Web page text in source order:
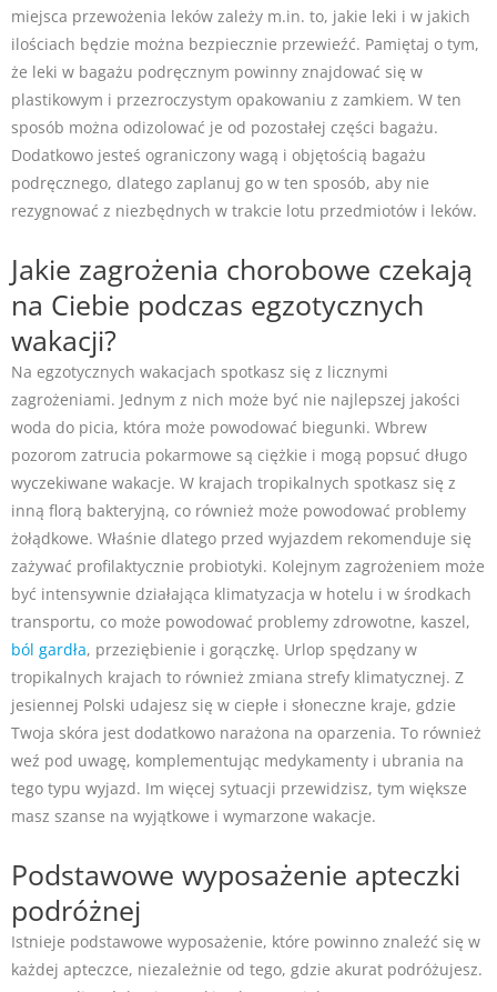
miejsca przewożenia leków zależy m.in. to, jakie leki i w jakich
ilościach będzie można bezpiecznie przewieźć. Pamiętaj o tym,
że leki w bagażu podręcznym powinny znajdować się w
plastikowym i przezroczystym opakowaniu z zamkiem. W ten
sposób można odizolować je od pozostałej części bagażu.
Dodatkowo jesteś ograniczony wagą i objętością bagażu
podręcznego, dlatego zaplanuj go w ten sposób, aby nie
rezygnować z niezbędnych w trakcie lotu przedmiotów i leków.
Jakie zagrożenia chorobowe czekają
na Ciebie podczas egzotycznych
wakacji?
Na egzotycznych wakacjach spotkasz się z licznymi
zagrożeniami. Jednym z nich może być nie najlepszej jakości
woda do picia, która może powodować biegunki. Wbrew
pozorom zatrucia pokarmowe są ciężkie i mogą popsuć długo
wyczekiwane wakacje. W krajach tropikalnych spotkasz się z
inną florą bakteryjną, co również może powodować problemy
żołądkowe. Właśnie dlatego przed wyjazdem rekomenduje się
zażywać profilaktycznie probiotyki. Kolejnym zagrożeniem może
być intensywnie działająca klimatyzacja w hotelu i w środkach
transportu, co może powodować problemy zdrowotne, kaszel,
ból gardła, przeziębienie i gorączkę. Urlop spędzany w
tropikalnych krajach to również zmiana strefy klimatycznej. Z
jesiennej Polski udajesz się w ciepłe i słoneczne kraje, gdzie
Twoja skóra jest dodatkowo narażona na oparzenia. To również
weź pod uwagę, komplementując medykamenty i ubrania na
tego typu wyjazd. Im więcej sytuacji przewidzisz, tym większe
masz szanse na wyjątkowe i wymarzone wakacje.
Podstawowe wyposażenie apteczki
podróżnej
Istnieje podstawowe wyposażenie, które powinno znaleźć się w
każdej apteczce, niezależnie od tego, gdzie akurat podróżujesz.